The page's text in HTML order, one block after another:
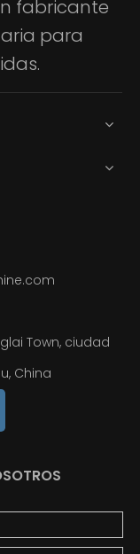
fabricante
para
Town, ciudad
China